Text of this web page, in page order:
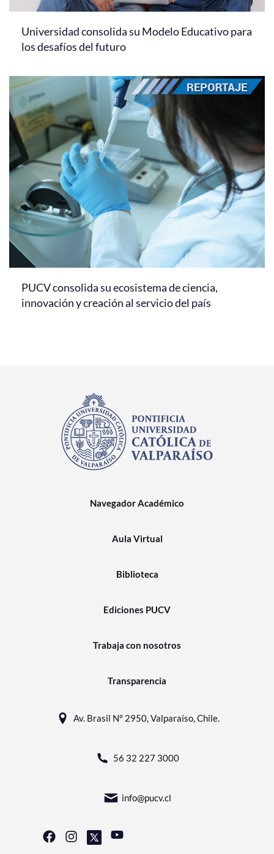
Universidad consolida su Modelo Educativo para
los desafíos del futuro
PUCV consolida su ecosistema de ciencia,
innovación y creación al servicio del país
Navegador Académico
Aula Virtual
Biblioteca
Ediciones PUCV
Trabaja con nosotros
Transparencia
Av. Brasil N° 2950, Valparaíso, Chile.
56 32 227 3000
info@pucv.cl